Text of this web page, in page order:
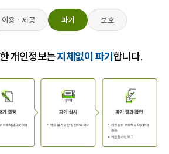
이용ㆍ제공 파기 보호
개인정보는지체없이 파기합니다.